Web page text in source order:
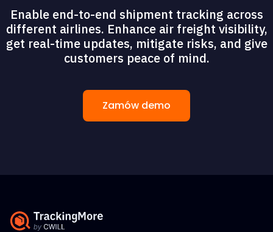
Enable end-to-end shipment tracking across
different airlines. Enhance air freight visibility,
get real-time updates, mitigate risks, and give
customers peace of mind.
Zamów demo